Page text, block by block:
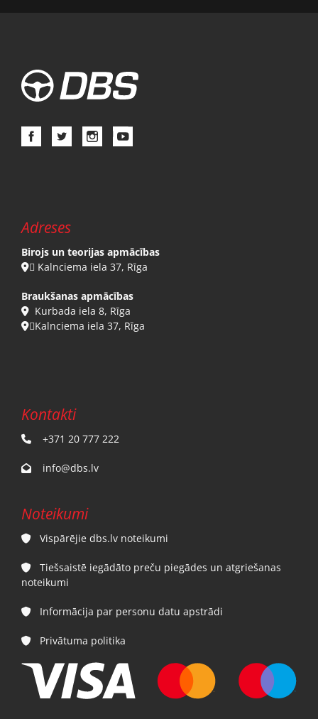
Adreses
Birojs un teorijas apmācības
 Kalnciema iela 37, Rīga
Braukšanas apmācības
 Kurbada iela 8, Rīga
Kalnciema iela 37, Rīga
Kontakti
 +371 20 777 222
 info@dbs.lv
Noteikumi
 Vispārējie dbs.lv noteikumi

Tiešsaistē iegādāto preču piegādes un atgriešanas
noteikumi
 Informācija par personu datu apstrādi
 Privātuma politika